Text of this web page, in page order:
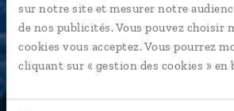
sur notre site et mesurer notre
de nos publicités. Vous pouvez choisir
cookies vous acceptez. Vous pourrez
cliquant sur « gestion des cookies » en
Une envie de